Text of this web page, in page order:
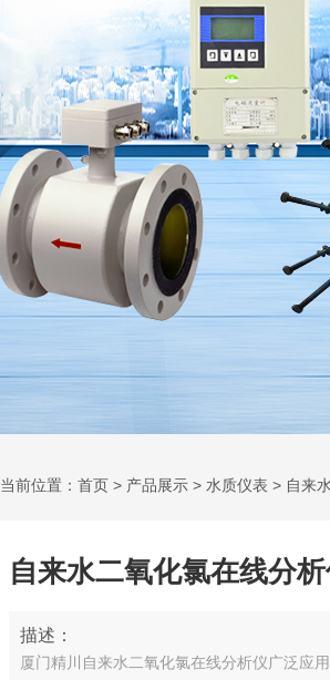
当前位置： 首页 > 产品展示 > 水质仪表 > 自来
自来水二氧化氯在线分
描述：
厦门精川自来水二氧化氯在线分析仪广泛应